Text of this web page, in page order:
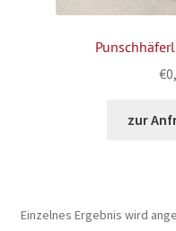
€
zur
Einzelnes Ergebnis wird